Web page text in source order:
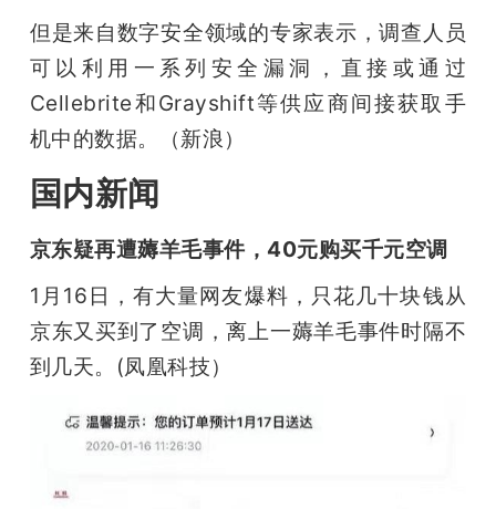
GAIR
专
题
搞
但是来自数字安全领域的专家表示，调查人员
可以利用一系列安全漏洞，直接或通过
Cellebrite和Grayshift等供应商间接获取手
机中的数据。（新浪）
国内新闻
京东疑再遭薅羊毛事件，40元购买千元空调
1月16日，有大量网友爆料，只花几十块钱从
京东又买到了空调，离上一薅羊毛事件时隔不
到几天。(凤凰科技）